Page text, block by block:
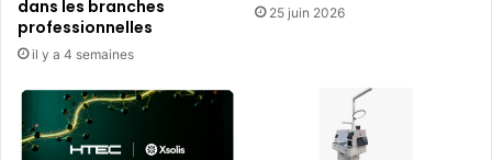
dans les branches
professionnelles
il y a 4 semaines
25 juin 2026